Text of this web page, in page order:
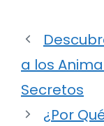
a los
Secretos
¿Por